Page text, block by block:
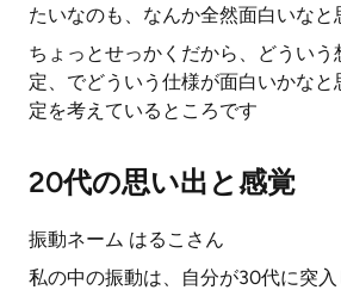
たいなのも、なんか全然面白いなと
ちょっとせっかくだから、どういう
定、でどういう仕様が面白いかな
定を考えているところです
20代の思い出と感覚
振動ネーム はるこさん
私の中の振動は、自分が30代に突